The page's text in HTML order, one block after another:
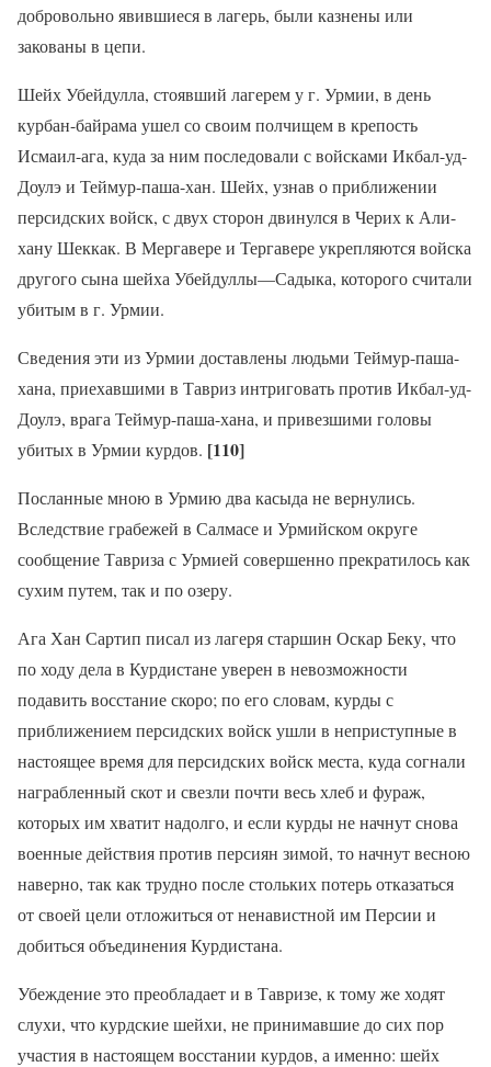
добровольно явившиеся в лагерь, были казнены или
закованы в цепи.
Шейх Убейдулла, стоявший лагерем у г. Урмии, в день
курбан-байрама ушел со своим полчищем в крепость
Исмаил-ага, куда за ним последовали с войсками Икбал-уд-
Доулэ и Теймур-паша-хан. Шейх, узнав о приближении
персидских войск, с двух сторон двинулся в Черих к Али-
хану Шеккак. В Мергавере и Тергавере укрепляются войска
другого сына шейха Убейдуллы—Садыка, которого считали
убитым в г. Урмии.
Сведения эти из Урмии доставлены людьми Теймур-паша-
хана, приехавшими в Тавриз интриговать против Икбал-уд-
Доулэ, врага Теймур-паша-хана, и привезшими головы
убитых в Урмии курдов. [110]
Посланные мною в Урмию два касыда не вернулись.
Вследствие грабежей в Салмасе и Урмийском округе
сообщение Тавриза с Урмией совершенно прекратилось как
сухим путем, так и по озеру.
Ага Хан Сартип писал из лагеря старшин Оскар Беку, что
по ходу дела в Курдистане уверен в невозможности
подавить восстание скоро; по его словам, курды с
приближением персидских войск ушли в неприступные в
настоящее время для персидских войск места, куда согнали
награбленный скот и свезли почти весь хлеб и фураж,
которых им хватит надолго, и если курды не начнут снова
военные действия против персиян зимой, то начнут весною
наверно, так как трудно после стольких потерь отказаться
от своей цели отложиться от ненавистной им Персии и
добиться объединения Курдистана.
Убеждение это преобладает и в Тавризе, к тому же ходят
слухи, что курдские шейхи, не принимавшие до сих пор
участия в настоящем восстании курдов, а именно: шейх